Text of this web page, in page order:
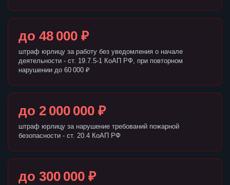
до 48 000 ₽
штраф юрлицу за работу без уведомления о начале
деятельности - ст. 19.7.5-1 КоАП РФ, при повторном
нарушении до 60 000 ₽
до 2 000 000 ₽
штраф юрлицу за нарушение требований пожарной
безопасности - ст. 20.4 КоАП РФ
до 300 000 ₽